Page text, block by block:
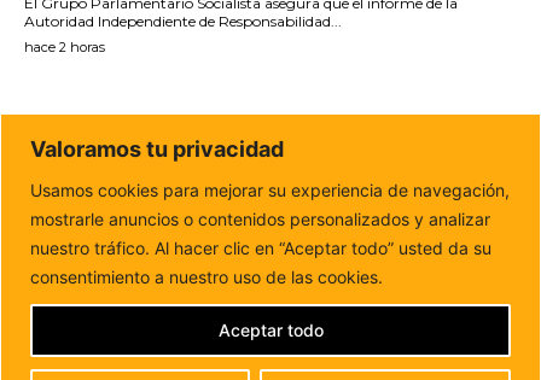
Autoridad Independiente de Responsabilidad...
hace 2 horas